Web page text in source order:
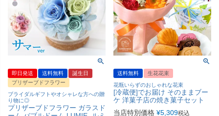
即日発送 送料無料
誕生日
プリザーブドフラワー
ブライダルギフトやオシャレな方への贈
り物に◎
プリザーブドフラワー ガラスド
送料無料
生花花束
花瓶いらずのおしゃれな花束
[冷蔵便]でお届け そのままブー
ケ 洋菓子店の焼き菓子セット
当店特別価格 ¥5,309税込